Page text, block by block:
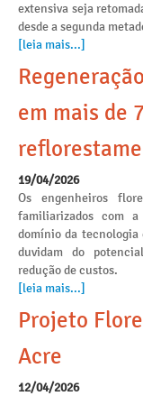
extensiva seja
desde a segunda
[leia mais...]
em mais de
19/04/2026
Os engenheiros
familiarizados com
domínio da
duvidam do
redução de custos.
[leia mais...]
Projeto
Acre
12/04/2026